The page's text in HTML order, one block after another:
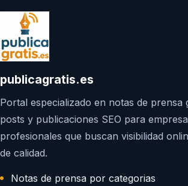
publicagratis.es
Portal especializado en notas de prensa
posts y publicaciones SEO para
profesionales que buscan visibilidad
de calidad.
Notas de prensa por categorias